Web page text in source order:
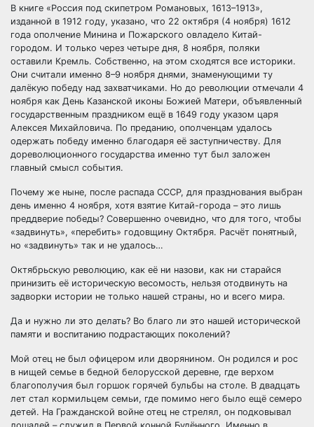
В книге «Россия под скипетром Романовых, 1613–1913»,
изданной в 1912 году, указано, что 22 октября (4 ноября) 1612
года ополчение Минина и Пожарского овладело Китай-
городом. И только через четыре дня, 8 ноября, поляки
оставили Кремль. Собственно, на этом сходятся все историки.
Они считали именно 8–9 ноября днями, знаменующими ту
далёкую победу над захватчиками. Но до революции отмечали 4
ноября как День Казанской иконы Божией Матери, объявленный
государственным праздником ещё в 1649 году указом царя
Алексея Михайловича. По преданию, ополченцам удалось
одержать победу именно благодаря её заступничеству. Для
дореволюционного государства именно тут был заложен
главный смысл события.
Почему же ныне, после распада СССР, для празднования выбран
день именно 4 ноября, хотя взятие Китай-города – это лишь
преддверие победы? Совершенно очевидно, что для того, чтобы
«задвинуть», «перебить» годовщину Октября. Расчёт понятный,
но «задвинуть» так и не удалось…
Октябрьскую революцию, как её ни назови, как ни старайся
принизить её историческую весомость, нельзя отодвинуть на
задворки истории не только нашей страны, но и всего мира.
Да и нужно ли это делать? Во благо ли это нашей исторической
памяти и воспитанию подрастающих поколений?
Мой отец не был офицером или дворянином. Он родился и рос
в нищей семье в бедной белорусской деревне, где верхом
благополучия был горшок горячей бульбы на столе. В двадцать
лет стал кормильцем семьи, где помимо него было ещё семеро
детей. На Гражданской войне отец не стрелял, он подковывал